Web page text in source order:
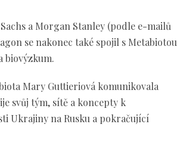
a Morgan Stanley (podle e-mailů
se nakonec také spojil s Metabiotou
biovýzkum.
Mary Guttieriová komunikovala
svůj tým, sítě a koncepty k
Ukrajiny na Rusku a pokračující